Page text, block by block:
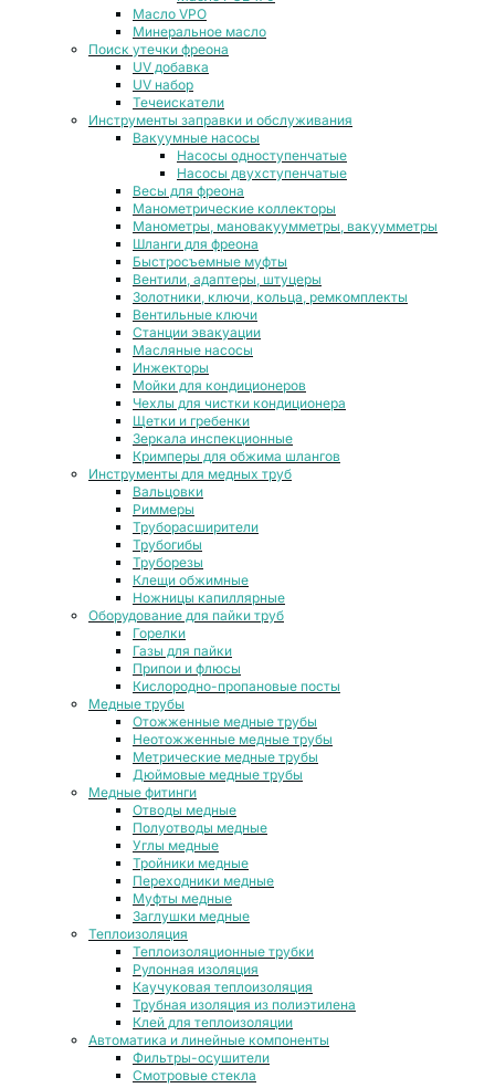
Масло VPO
Минеральное масло
Поиск утечки фреона
UV добавка
UV набор
Течеискатели
Инструменты заправки и обслуживания
Вакуумные насосы
Насосы одноступенчатые
Насосы двухступенчатые
Весы для фреона
Манометрические коллекторы
Манометры, мановакуумметры, вакуумметры
Шланги для фреона
Быстросъемные муфты
Вентили, адаптеры, штуцеры
Золотники, ключи, кольца, ремкомплекты
Вентильные ключи
Станции эвакуации
Масляные насосы
Инжекторы
Мойки для кондиционеров
Чехлы для чистки кондиционера
Щетки и гребенки
Зеркала инспекционные
Кримперы для обжима шлангов
Инструменты для медных труб
Вальцовки
Риммеры
Труборасширители
Трубогибы
Труборезы
Клещи обжимные
Ножницы капиллярные
Оборудование для пайки труб
Горелки
Газы для пайки
Припои и флюсы
Кислородно-пропановые посты
Медные трубы
Отожженные медные трубы
Неотожженные медные трубы
Метрические медные трубы
Дюймовые медные трубы
Медные фитинги
Отводы медные
Полуотводы медные
Углы медные
Тройники медные
Переходники медные
Муфты медные
Заглушки медные
Теплоизоляция
Теплоизоляционные трубки
Рулонная изоляция
Каучуковая теплоизоляция
Трубная изоляция из полиэтилена
Клей для теплоизоляции
Автоматика и линейные компоненты
Фильтры-осушители
Смотровые стекла